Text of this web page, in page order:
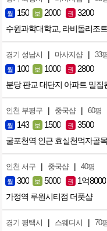
월 150 보 2000 권 3200
수원과학대학교, 라비돌리조
경기 성남시 | 마사지샵 | 33
월 100 보 1000 권 2800
분당 판교 대단지 아파트 밀집
인천 부평구 | 중국샵 | 60평
월 143 보 1500 권 3500
굴포천역 인근 효실천먹자골
인천 서구 | 중국샵 | 40평
월 300 보 5000 권 1억8000
가정역 루원시티점 더풋샵
경기 평택시 | 스웨디시 | 70